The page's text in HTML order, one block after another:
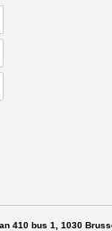
410 bus 1, 1030